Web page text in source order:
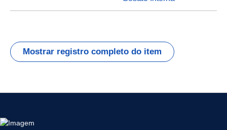
Mostrar registro completo do item